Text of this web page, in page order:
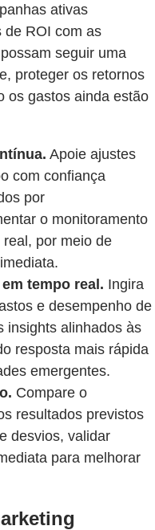
ativas
de ROI com as
seguir uma
proteger os retornos
os gastos ainda estão
Apoie ajustes
com confiança
por
o monitoramento
por meio de
tempo real. Ingira
e desempenho de
insights alinhados às
resposta mais rápida
emergentes.
Compare o
resultados previstos
desvios, validar
para melhorar